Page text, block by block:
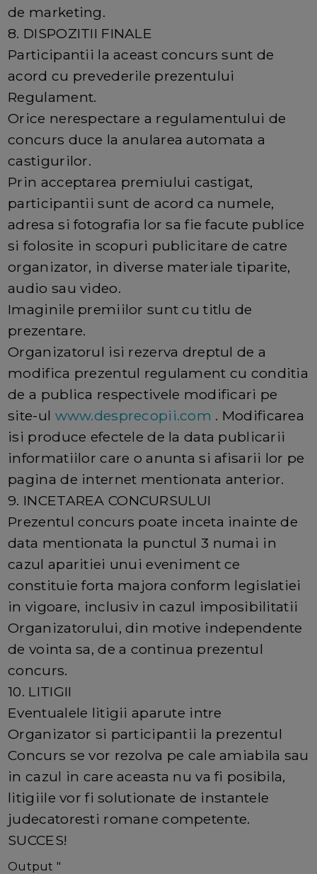
de marketing.
8. DISPOZITII FINALE
Participantii la aceast concurs sunt de
acord cu prevederile prezentului
Regulament.
Orice nerespectare a regulamentului de
concurs duce la anularea automata a
castigurilor.
Prin acceptarea premiului castigat,
participantii sunt de acord ca numele,
adresa si fotografia lor sa fie facute publice
si folosite in scopuri publicitare de catre
organizator, in diverse materiale tiparite,
audio sau video.
Imaginile premiilor sunt cu titlu de
prezentare.
Organizatorul isi rezerva dreptul de a
modifica prezentul regulament cu conditia
de a publica respectivele modificari pe
site-ul www.desprecopii.com . Modificarea
isi produce efectele de la data publicarii
informatiilor care o anunta si afisarii lor pe
pagina de internet mentionata anterior.
9. INCETAREA CONCURSULUI
Prezentul concurs poate inceta inainte de
data mentionata la punctul 3 numai in
cazul aparitiei unui eveniment ce
constituie forta majora conform legislatiei
in vigoare, inclusiv in cazul imposibilitatii
Organizatorului, din motive independente
de vointa sa, de a continua prezentul
concurs.
10. LITIGII
Eventualele litigii aparute intre
Organizator si participantii la prezentul
Concurs se vor rezolva pe cale amiabila sau
in cazul in care aceasta nu va fi posibila,
litigiile vor fi solutionate de instantele
judecatoresti romane competente.
SUCCES!
Output "